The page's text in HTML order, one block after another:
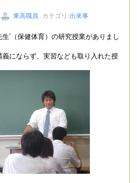
東高職員 カテゴリ:出来事
’（保健体育）の研究授業がありまし
にならず、実習なども取り入れた授